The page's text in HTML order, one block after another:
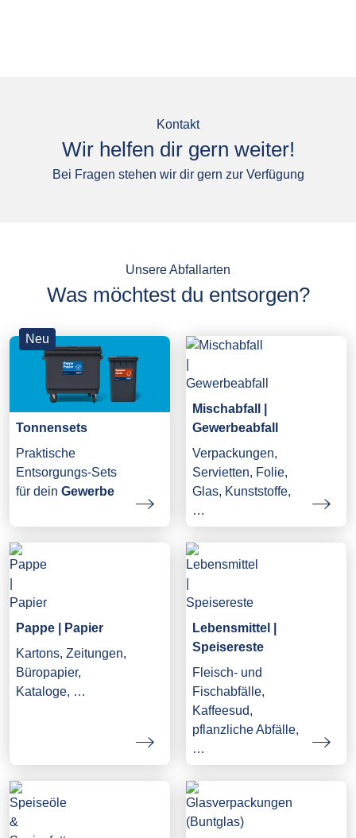
Kontakt
Wir helfen dir gern weiter!
Bei Fragen stehen wir dir gern zur Verfügung
Unsere Abfallarten
Was möchtest du entsorgen?
Neu
Tonnensets
Praktische
Entsorgungs-Sets
für dein Gewerbe
Mischabfall |
Gewerbeabfall
Verpackungen,
Servietten, Folie,
Glas, Kunststoffe,
…
Pappe | Papier
Kartons, Zeitungen,
Büropapier,
Kataloge, …
Lebensmittel |
Speisereste
Fleisch- und
Fischabfälle,
Kaffeesud,
pflanzliche Abfälle,
…